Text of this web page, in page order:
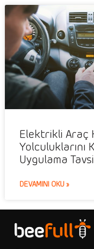
Elektrikli Araç
Yolculuklarını
Uygulama
DEVAMINI OKU »